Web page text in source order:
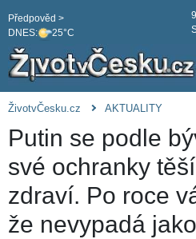
DNES: 25°C
Předpověd >
ŽivotvČesku.cz AKTUALITY
Putin se podle
své ochranky
zdraví. Po roce
že nevypadá